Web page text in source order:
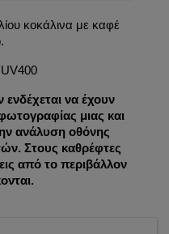
κοκάλινα με καφέ
να έχουν
μιας και
ανάλυση οθόνης
Στους καθρέφτες
από το περιβάλλον